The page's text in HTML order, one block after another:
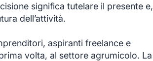
significa tutelare il presente e,
dell’attività.
aspiranti freelance e
volta, al settore agrumicolo. La